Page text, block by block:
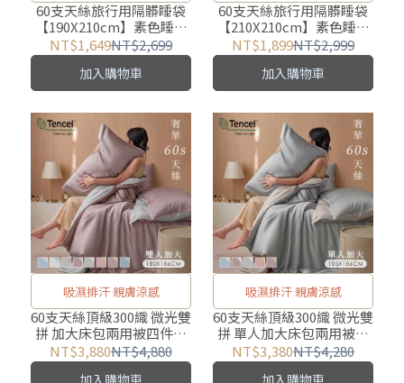
60支天絲旅行用隔髒睡袋
【190X210cm】素色睡袋
涼感親膚
NT$1,649NT$2,699
加入購物車
60支天絲旅行用隔髒睡袋
【210X210cm】素色睡袋
涼感親膚
NT$1,899NT$2,999
加入購物車
吸濕排汗 親膚涼感
60支天絲頂級300織 微光雙
拼 加大床包兩用被四件組
【180X186cm】 涼爽親膚
NT$3,880NT$4,880
加入購物車
吸濕排汗 親膚涼感
60支天絲頂級300織 微光雙
拼 單人加大床包兩用被三
件組【105X186cm】 涼爽
親膚
NT$3,380NT$4,280
加入購物車